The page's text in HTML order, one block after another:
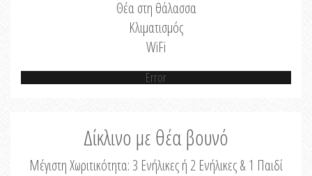
Θέα στη θάλασσα
Κλιματισμός
WiFi
Error
Δίκλινο με θέα βουνό
Μέγιστη Χωριτικότητα: 3 Ενήλικες ή 2 Ενήλικες & 1 Παιδί